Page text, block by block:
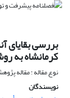
بررسی بقایای
کرمانشاه به
نوع مقاله : مقاله
نویسندگان